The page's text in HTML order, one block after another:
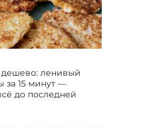
дешево: ленивый
за 15 минут —
до последней